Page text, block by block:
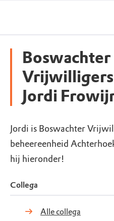
Boswachter
Jordi
Jordi is Boswachter
beheereenheid
hij hieronder!
Collega
Alle collega